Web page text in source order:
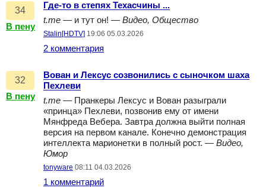
34
В пену
Где-то в степях Техасчины ...
t.me — и тут он! — Видео, Общество
Stalin[HDTV] 19:06 05.03.2026
2 комментария
32
В пену
Вован и Лексус созвонились с сыночком шаха
Пехлеви
t.me — Пранкеры Лексус и Вован разыграли
«принца» Пехлеви, позвонив ему от имени
Мянфреда Вебера. Завтра должна выйти полная
версия на первом канале. Конечно демонстрация
интеллекта марионетки в полный рост. — Видео,
Юмор
tonyware 08:11 04.03.2026
1 комментарий